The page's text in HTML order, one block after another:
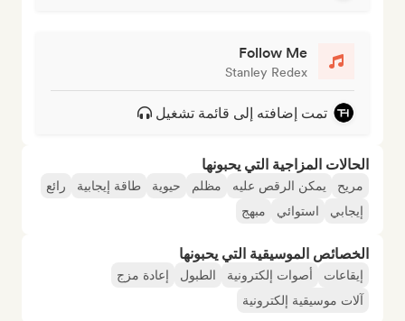
Follow Me
Stanley Redex
تمت إضافته إلى قائمة تشغيل
الحالات المزاجية التي يحبونها
مريح يمكن الرقص عليه مظلم حيوية طاقة إيجابية
رائع
إيجابي
استوائي مبهج
الخصائص الموسيقية التي يحبونها
إيقاعات أصوات إلكترونية الطبول
إعادة مزج
آلات موسيقية إلكترونية